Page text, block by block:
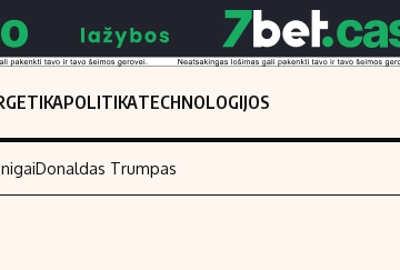
POLITIKATECHNOLOGIJOS
Donaldas Trumpas